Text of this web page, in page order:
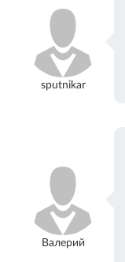
sputnikar
Валерий